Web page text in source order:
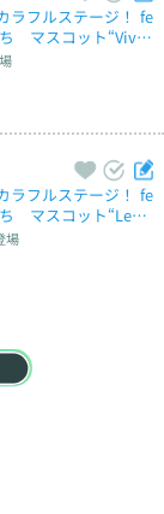
ラフルステージ！ fe
　マスコット“Vivi
New World～
ラフルステージ！ fe
　マスコット“Leo/
～
場